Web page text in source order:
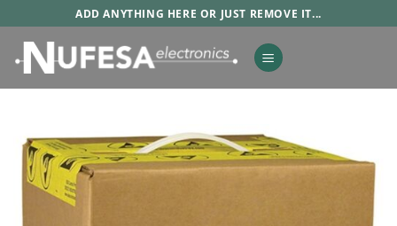
al
contenido
ADD ANYTHING HERE OR JUST REMOVE IT...